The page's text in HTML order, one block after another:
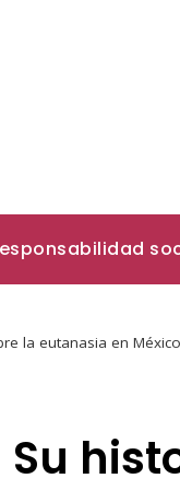
la eutanasia en México